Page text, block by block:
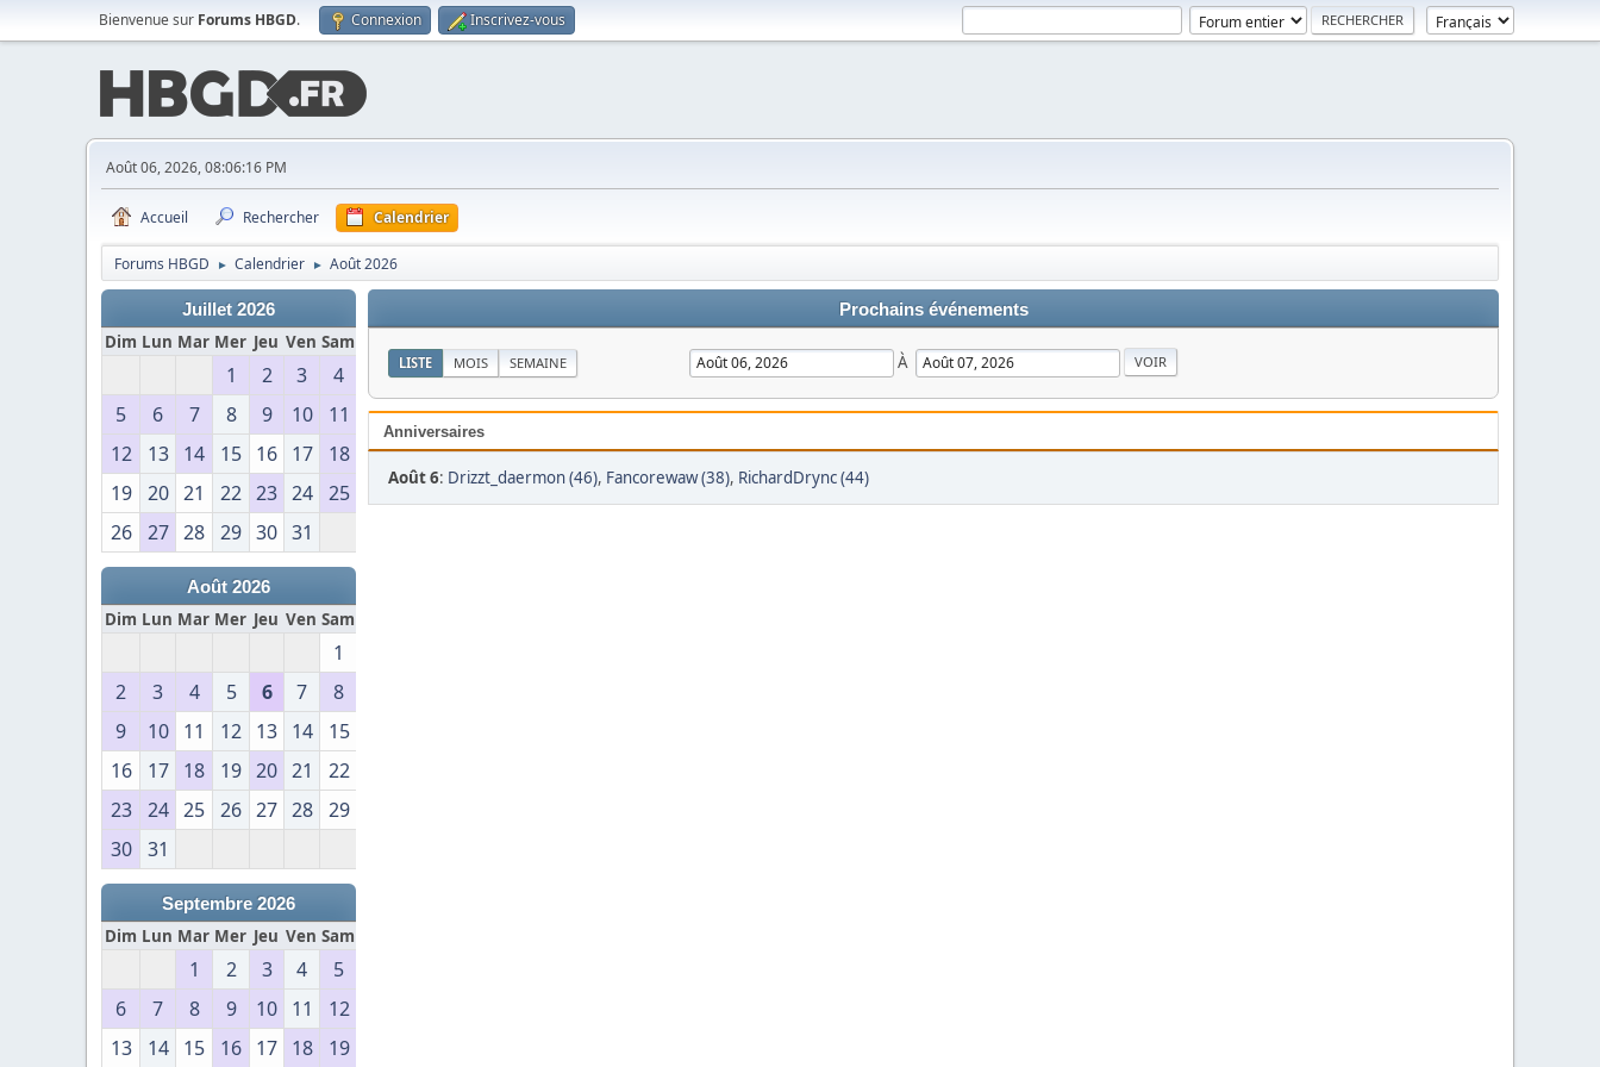
Bienvenue sur Forums HBGD. Connexion Inscrivez-vous
Août 06, 2026, 08:06:16 PM
Accueil Rechercher Calendrier
Forums HBGD ► Calendrier ► Août 2026
Juillet 2026
Dim Lun Mar Mer Jeu Ven Sam
1 2 3
4
5
6 7 8 9 10
11
12
13 14 15 16 17
18
19
20 21 22 23 24
25
26
27 28 29 30 31
Août 2026
Dim Lun Mar Mer Jeu Ven Sam
1
2
3 4 5 6 7
8
9
10 11 12 13 14
15
16
17 18 19 20 21
22
23
24 25 26 27 28
29
30
31
Septembre 2026
Dim Lun Mar Mer Jeu Ven Sam
1 2 3 4
5
6
7 8 9 10 11
12
13
14 15 16 17 18 19
Prochains événements
LISTE MOIS SEMAINE À
Anniversaires
Août 6: Drizzt_daermon (46), Fancorewaw (38), RichardDrync (44)